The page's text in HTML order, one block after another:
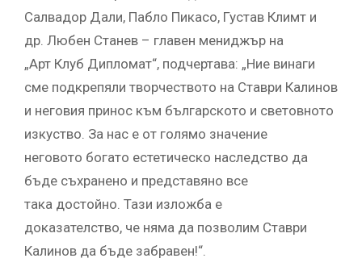
Салвадор Дали, Пабло Пикасо, Густав Климт и
др. Любен Станев – главен мениджър на
„Арт Клуб Дипломат“, подчертава: „Ние винаги
сме подкрепяли творчеството на Ставри Калинов
и неговия принос към българското и световното
изкуство. За нас е от голямо значение
неговото богато естетическо наследство да
бъде съхранено и представяно все
така достойно. Тази изложба е
доказателство, че няма да позволим Ставри
Калинов да бъде забравен!“.